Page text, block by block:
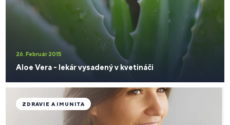
26. Február 2015
Aloe Vera - lekár vysadený v kvetináči
ZDRAVIE A IMUNITA